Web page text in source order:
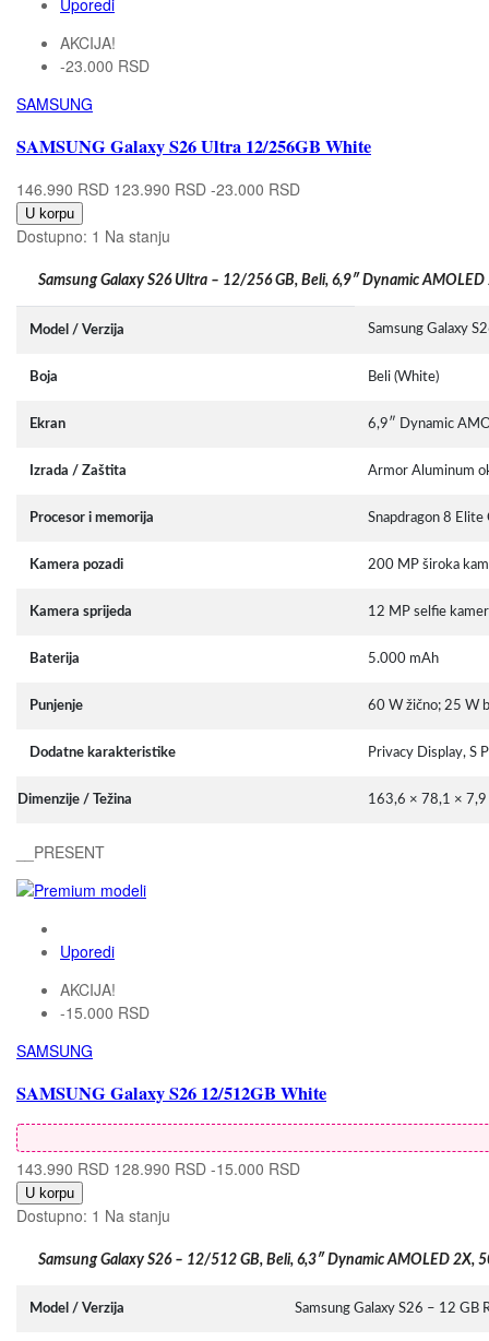
AKCIJA!
-23.000 RSD
SAMSUNG
SAMSUNG Galaxy S26 Ultra 12/256GB White
146.990 RSD 123.990 RSD -23.000 RSD
U korpu
Dostupno: 1 Na stanju
Samsung Galaxy S26 Ultra – 12/256 GB, Beli, 6,9″ Dynamic
Model / Verzija Samsung Galaxy
Boja Beli (White)
Ekran 6,9″ Dynamic
Izrada / Zaštita Armor Aluminum
Procesor i memorija Snapdragon 8
Kamera pozadi 200 MP široka
Kamera sprijeda 12 MP selfie
Baterija 5.000 mAh
Punjenje 60 W žično; 25 W
Dodatne karakteristike Privacy Display, S
Dimenzije / Težina 163,6 × 78,1 ×
__PRESENT
Uporedi
AKCIJA!
-15.000 RSD
SAMSUNG
SAMSUNG Galaxy S26 12/512GB White
143.990 RSD 128.990 RSD -15.000 RSD
U korpu
Dostupno: 1 Na stanju
Samsung Galaxy S26 – 12/512 GB, Beli, 6,3″ Dynamic AMOLED 2X,
Model / Verzija Samsung Galaxy S26 – 12 GB